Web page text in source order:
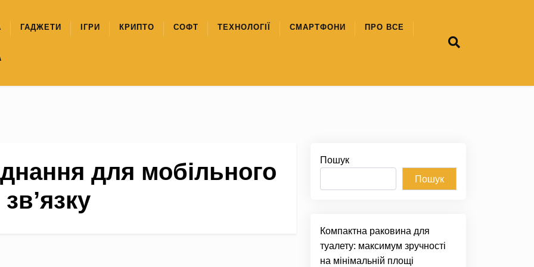
ГАДЖЕТИ ІГРИ КРИПТО СОФТ ТЕХНОЛОГІЇ СМАРТФОНИ ПРО ВСЕ
для мобільного
зв’язку
Пошук
Пошук
Компактна раковина для
туалету: максимум зручності
на мінімальній площі